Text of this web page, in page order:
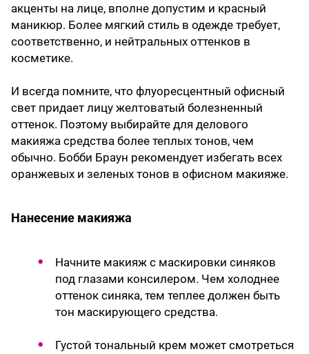
акценты на лице, вполне допустим и красный
маникюр. Более мягкий стиль в одежде требует,
соответственно, и нейтральных оттенков в
косметике.
И всегда помните, что флуоресцентный офисный
свет придает лицу желтоватый болезненный
оттенок. Поэтому выбирайте для делового
макияжа средства более теплых тонов, чем
обычно. Бобби Браун рекомендует избегать всех
оранжевых и зеленых тонов в офисном макияже.
Нанесение макияжа
Начните макияж с маскировки синяков
под глазами консилером. Чем холоднее
оттенок синяка, тем теплее должен быть
тон маскирующего средства.
Густой тональный крем может смотреться